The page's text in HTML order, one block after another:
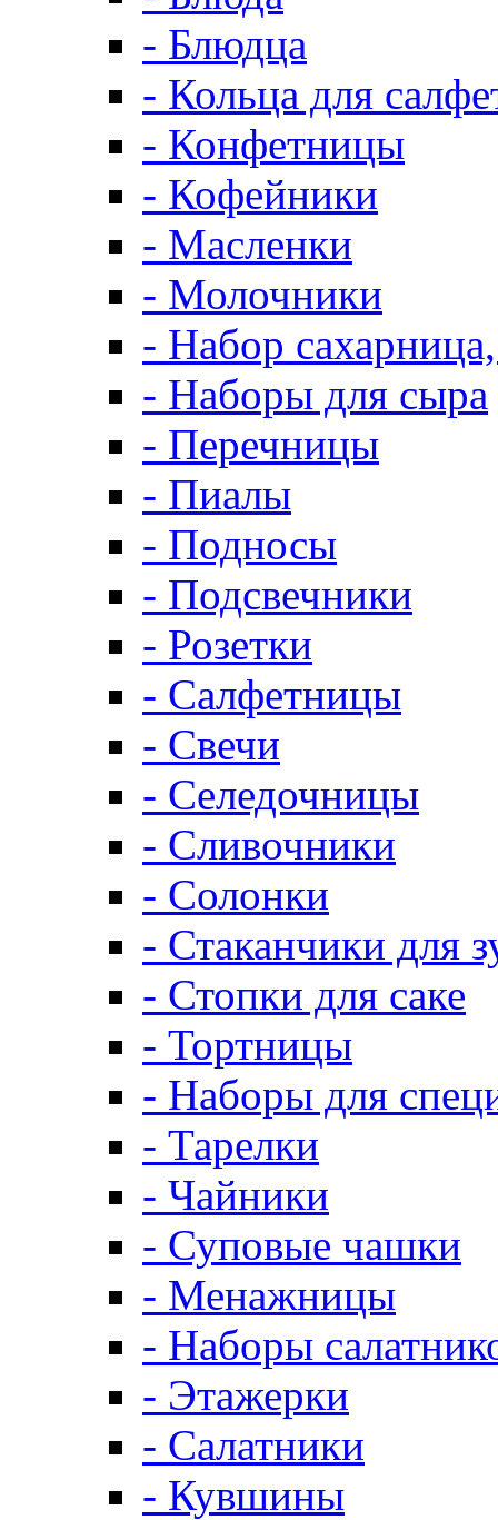
- Блюдца
- Кольца для
- Конфетницы
- Кофейники
- Масленки
- Молочники
- Набор
- Наборы для сыра
- Перечницы
- Пиалы
- Подносы
- Подсвечники
- Розетки
- Салфетницы
- Свечи
- Селедочницы
- Сливочники
- Солонки
- Стаканчики для
- Стопки для саке
- Тортницы
- Наборы для
- Тарелки
- Чайники
- Суповые чашки
- Менажницы
- Наборы
- Этажерки
- Салатники
- Кувшины